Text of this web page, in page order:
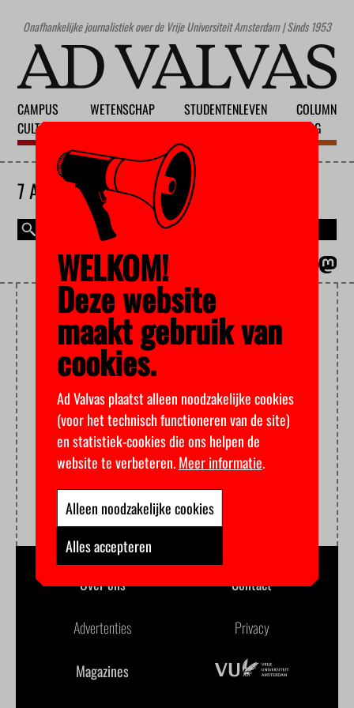
Onafhankelijke journalistiek over de Vrije Universiteit Amsterdam | Sinds 1953
CAMPUS
CULTUUR
WETENSCHAP
STUDENTENLEVEN
COLUMN
BLOG
7 AUGUSTUS 2026
EUROPESE
ONDERZOEKSRAAD
Over ons Contact
Advertenties Privacy
Magazines
WELKOM!
Deze website
maakt gebruik van
cookies.
Ad Valvas plaatst alleen noodzakelijke cookies
(voor het technisch functioneren van de site)
en statistiek-cookies die ons helpen de
website te verbeteren.Meer informatie.
Alleen noodzakelijke cookies
Alles accepteren